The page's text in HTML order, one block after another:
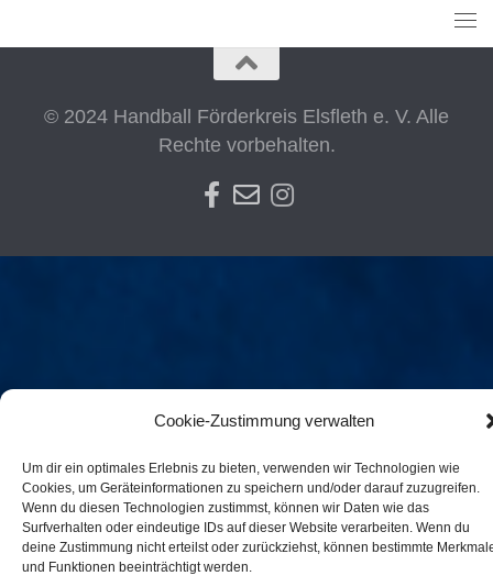
Cookie-Zustimmung verwalten
Um dir ein optimales Erlebnis zu bieten, verwenden wir Technologien wie
Cookies, um Geräteinformationen zu speichern und/oder darauf zuzugreifen.
Wenn du diesen Technologien zustimmst, können wir Daten wie das
Surfverhalten oder eindeutige IDs auf dieser Website verarbeiten. Wenn du
deine Zustimmung nicht erteilst oder zurückziehst, können bestimmte
und Funktionen beeinträchtigt werden.
© 2024 Handball Förderkreis Elsfleth e. V. Alle
Rechte vorbehalten.